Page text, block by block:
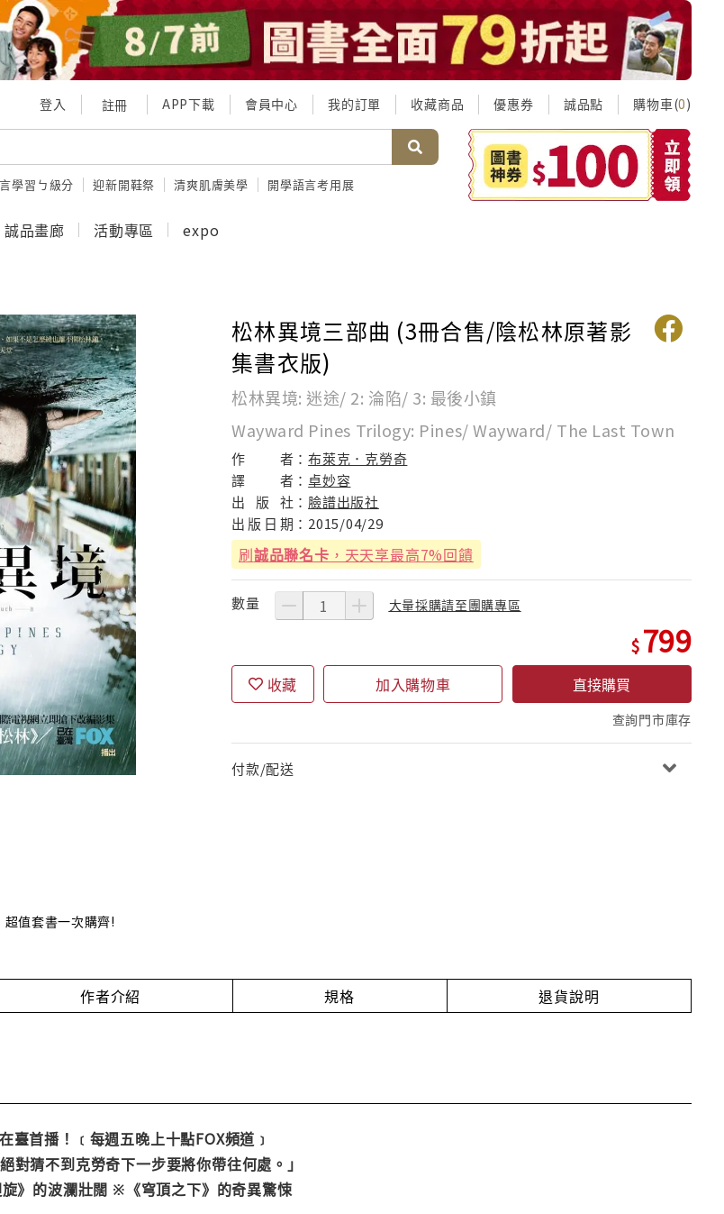
登入 註冊 APP下載 會員中心 我的訂單 收藏商品 優惠券 誠品點 購物車(0)
學習ㄅ級分 迎新開鞋祭 清爽肌膚美學 開學語言考用展
誠品畫廊 活動專區 expo
超值套書一次購齊!
松林異境三部曲 (3冊合售/陰松林原著影
集書衣版)
松林異境: 迷途/ 2: 淪陷/ 3: 最後小鎮
Wayward Pines Trilogy: Pines/ Wayward/ The Last Town
作 者：布萊克．克勞奇
譯
者：卓妙容
出
版 社： 臉譜出版社
出 版 日 期： 2015/04/29
刷誠品聯名卡 ，天天享最高7%回饋
數量 大量採購請至團購專區
799
收藏 加入購物車 直接購買
查詢門市庫存
付款/配送
作者介紹 規格 退貨說明
首播！﹝每週五晚上十點FOX頻道﹞
猜不到克勞奇下一步要將你帶往何處。」
》的波瀾壯闊 ※《穹頂之下》的奇異驚悚